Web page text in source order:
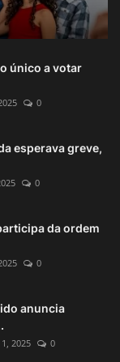
único a votar
0
esperava greve,
0
da ordem
0
anuncia
2025 0